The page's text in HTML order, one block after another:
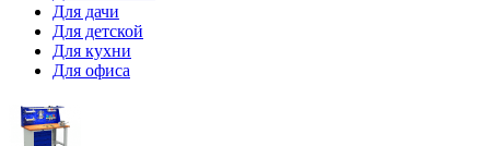
Для дачи
Для детской
Для кухни
Для офиса